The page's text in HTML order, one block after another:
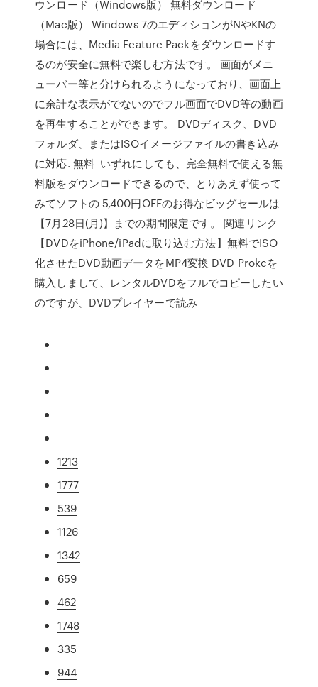
ウンロード（Windows版） 無料ダウンロード
（Mac版） Windows 7のエディションがNやKNの
場合には、Media Feature Packをダウンロードす
るのが安全に無料で楽しむ方法です。 画面がメニ
ューバー等と分けられるようになっており、画面上
に余計な表示がでないのでフル画面でDVD等の動画
を再生することができます。 DVDディスク、DVD
フォルダ、またはISOイメージファイルの書き込み
に対応. 無料 いずれにしても、完全無料で使える無
料版をダウンロードできるので、とりあえず使って
みてソフトの 5,400円OFFのお得なビッグセールは
【7月28日(月)】までの期間限定です。 関連リンク
【DVDをiPhone/iPadに取り込む方法】無料でISO
化させたDVD動画データをMP4変換 DVD Prokcを
購入しまして、レンタルDVDをフルでコピーしたい
のですが、DVDプレイヤーで読み
1213
1777
539
1126
1342
659
462
1748
335
944